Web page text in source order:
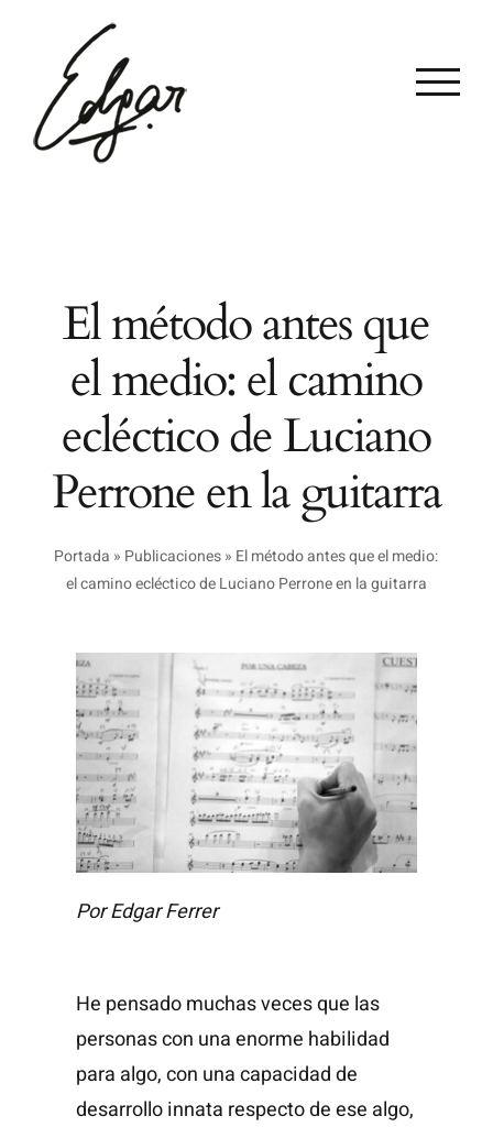
content
El método antes que
el medio: el camino
ecléctico de Luciano
Perrone en la guitarra
Portada » Publicaciones» El método antes que el medio:
el camino ecléctico de Luciano Perrone en la guitarra
Por Edgar Ferrer
He pensado muchas veces que las
personas con una enorme habilidad
para algo, con una capacidad de
desarrollo innata respecto de ese algo,